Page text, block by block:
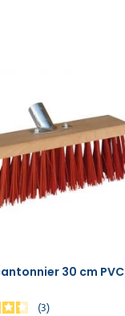
30 cm PVC
3